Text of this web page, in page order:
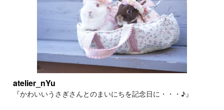
atelier_nYu
『かわいいうさぎさんとのまいにちを記念日に・・・♪』